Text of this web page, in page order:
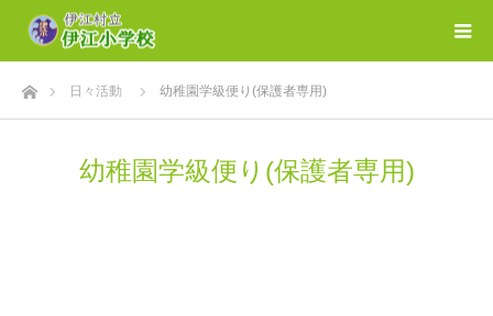
ホーム日々活動 幼稚園学級便り(保護者専用)
幼稚園学級便り(保護者専用)